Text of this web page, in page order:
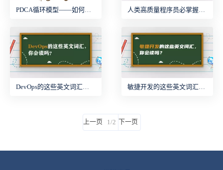
PDCA循环模型——如何用同样的时间做更多的事？ 人类高质量程序员必掌握的软件测试英文发音
DevOps的这些英文词汇，你会读吗？ 敏捷开发的这些英文词汇，你会读吗？
上一页 1/2 下一页